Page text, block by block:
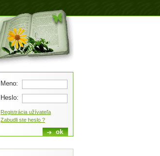
Meno:
Heslo:
Registrácia užívateľa
Zabudli ste heslo ?